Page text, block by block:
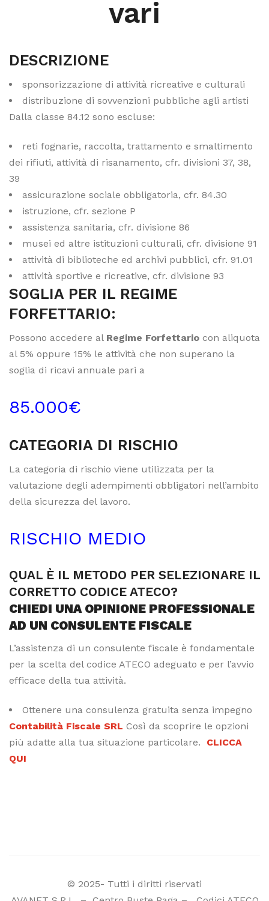
vari
DESCRIZIONE
sponsorizzazione di attività ricreative e culturali
distribuzione di sovvenzioni pubbliche agli artisti
Dalla classe 84.12 sono escluse:
reti fognarie, raccolta, trattamento e smaltimento
dei rifiuti, attività di risanamento, cfr. divisioni 37, 38,
39
assicurazione sociale obbligatoria, cfr. 84.30
istruzione, cfr. sezione P
assistenza sanitaria, cfr. divisione 86
musei ed altre istituzioni culturali, cfr. divisione 91
attività di biblioteche ed archivi pubblici, cfr. 91.01
attività sportive e ricreative, cfr. divisione 93
SOGLIA PER IL REGIME
FORFETTARIO:
Possono accedere al Regime Forfettario con aliquota
al 5% oppure 15% le attività che non superano la
soglia di ricavi annuale pari a
85.000€
CATEGORIA DI RISCHIO
La categoria di rischio viene utilizzata per la
valutazione degli adempimenti obbligatori nell’ambito
della sicurezza del lavoro.
RISCHIO MEDIO
QUAL È IL METODO PER SELEZIONARE IL
CORRETTO CODICE ATECO?
CHIEDI UNA OPINIONE PROFESSIONALE
AD UN CONSULENTE FISCALE
L’assistenza di un consulente fiscale è fondamentale
per la scelta del codice ATECO adeguato e per l’avvio
efficace della tua attività.
Ottenere una consulenza gratuita senza impegno
Contabilità Fiscale SRL Così da scoprire le opzioni
più adatte alla tua situazione particolare. CLICCA
QUI
© 2025- Tutti i diritti riservati